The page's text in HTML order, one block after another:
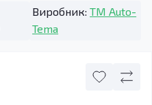
Виробник: TM Auto-
Tema